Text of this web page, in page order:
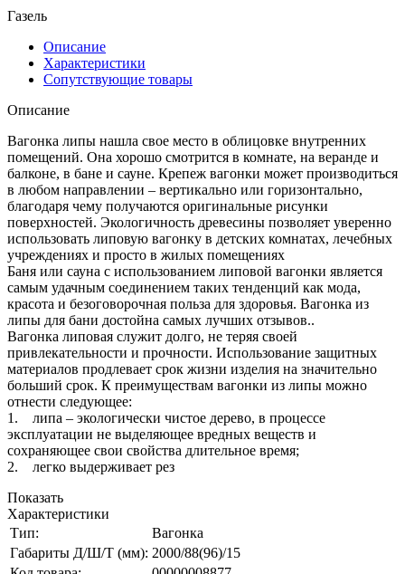
Газель
Описание
Характеристики
Сопутствующие товары
Описание
Вагонка липы нашла свое место в облицовке внутренних
помещений. Она хорошо смотрится в комнате, на веранде и
балконе, в бане и сауне. Крепеж вагонки может производиться
в любом направлении – вертикально или горизонтально,
благодаря чему получаются оригинальные рисунки
поверхностей. Экологичность древесины позволяет уверенно
использовать липовую вагонку в детских комнатах, лечебных
учреждениях и просто в жилых помещениях
Баня или сауна с использованием липовой вагонки является
самым удачным соединением таких тенденций как мода,
красота и безоговорочная польза для здоровья. Вагонка из
липы для бани достойна самых лучших отзывов..
Вагонка липовая служит долго, не теряя своей
привлекательности и прочности. Использование защитных
материалов продлевает срок жизни изделия на значительно
больший срок. К преимуществам вагонки из липы можно
отнести следующее:
1. липа – экологически чистое дерево, в процессе
эксплуатации не выделяющее вредных веществ и
сохраняющее свои свойства длительное время;
2. легко выдерживает рез
Показать
Характеристики
Тип:
Вагонка
Габариты Д/Ш/Т (мм): 2000/88(96)/15